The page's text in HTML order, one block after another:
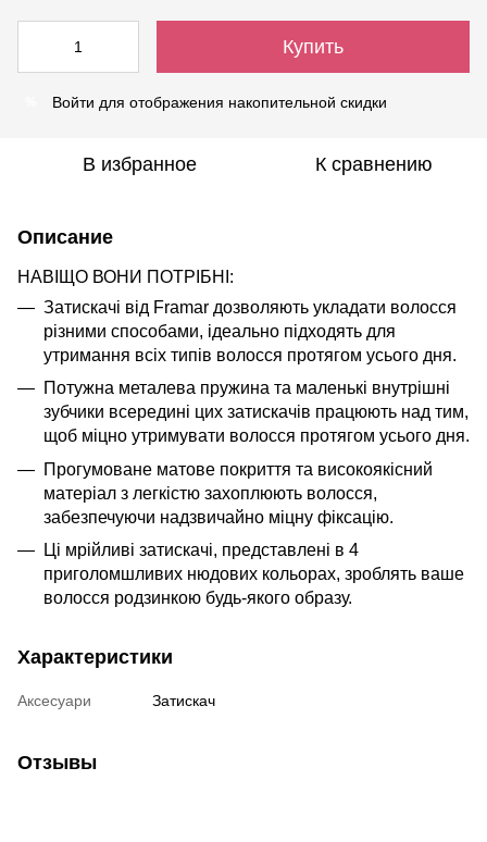
Купить
Войти для отображения накопительной скидки
В избранное К сравнению
Описание
НАВІЩО ВОНИ ПОТРІБНІ:
Затискачі від Framar дозволяють укладати волосся
різними способами, ідеально підходять для
утримання всіх типів волосся протягом усього дня.
Потужна металева пружина та маленькі внутрішні
зубчики всередині цих затискачів працюють над тим,
щоб міцно утримувати волосся протягом усього дня.
Прогумоване матове покриття та високоякісний
матеріал з легкістю захоплюють волосся,
забезпечуючи надзвичайно міцну фіксацію.
Ці мрійливі затискачі, представлені в 4
приголомшливих нюдових кольорах, зроблять ваше
волосся родзинкою будь-якого образу.
Характеристики
Аксесуари Затискач
Отзывы